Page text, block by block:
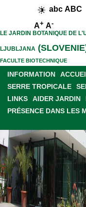
abc ABC
A+ A-
LE JARDIN BOTANIQUE DE
LJUBLJANA
FACULTE BIOTECHNIQUE
INFORMATION
SERRE TROPICALE
LINKS
AIDER JARDIN
PRÉSENCE DANS LES